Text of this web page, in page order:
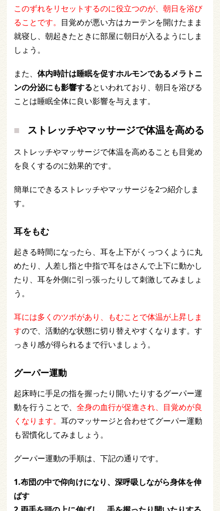
このずれをリセットするのに役立つのが、朝日を浴び
ることです。 目覚めが悪い方はカーテンを開けたまま
就寝し、朝起きたときに部屋に朝日が入るようにしま
しょう。
また、 体内時計は睡眠を促すホルモンであるメラトニ
ンの分泌にも影響するといわれており、朝日を浴びる
ことは睡眠全体に良い影響を与えます。
ストレッチやマッサージで体温を高める
ストレッチやマッサージで体温を高めることも目覚め
を良くするのに効果的です。
簡単にできるストレッチやマッサージを2つ紹介しま
す。
耳をもむ
起きる時間になったら、耳を上下がくっつくように丸
めたり、人差し指と中指で耳をはさんで上下に動かし
たり、耳を外側に引っ張ったりして刺激してみましょ
う。
耳には多くのツボがあり、もむことで体温が上昇しま
すので、活動的な状態に切り替えやすくなります。す
っきり感が得られるまで行いましょう。
グーパー運動
起床時に手足の指を握ったり開いたりするグーパー運
動を行うことで、 全身の血行が促進され、目覚めが良
くなります。 耳のマッサージと合わせてグーパー運動
も習慣化してみましょう。
グーパー運動の手順は、下記の通りです。
1.布団の中で仰向けになり、深呼吸しながら身体を伸
ばす